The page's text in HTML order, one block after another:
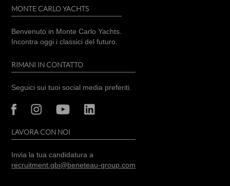
MONTE CARLO YACHTS
Benvenuto in Monte Carlo Yachts.
Incontra oggi i classici del futuro.
RIMANI IN CONTATTO
Seguici sui tuoi social media preferiti.
LAVORA CON NOI
Invia la tua candidatura a
recruitment.gbi@beneteau-group.com